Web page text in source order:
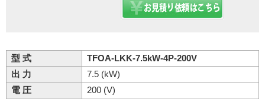
型 式
TFOA-LKK-7.5kW-4P-200V
出 力
7.5 (kW)
電 圧
200 (V)